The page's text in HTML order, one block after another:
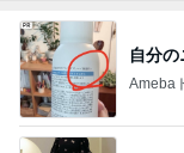
自分の
Ameba